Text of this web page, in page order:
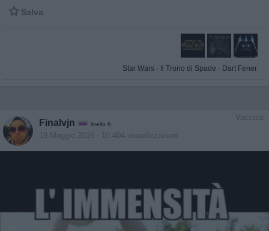
 Salva
Star Wars · Il Trono di Spade · Dart Fener
Vaccata
Finalvjn livello 6
19 Maggio 2016 - 10.404 visualizzazioni